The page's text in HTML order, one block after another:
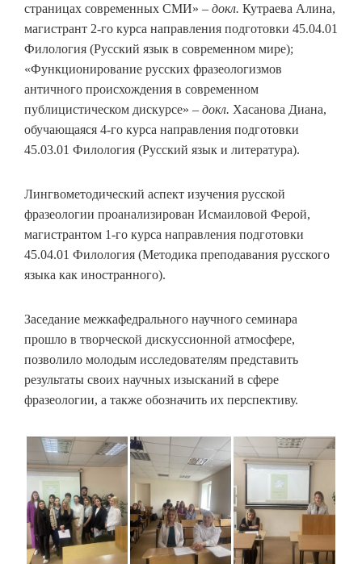
страницах современных СМИ» – докл. Кутраева Алина,
магистрант 2-го курса направления подготовки 45.04.01
Филология (Русский язык в современном мире);
«Функционирование русских фразеологизмов
античного происхождения в современном
публицистическом дискурсе» – докл. Хасанова Диана,
обучающаяся 4-го курса направления подготовки
45.03.01 Филология (Русский язык и литература).
Лингвометодический аспект изучения русской
фразеологии проанализирован Исмаиловой Ферой,
магистрантом 1-го курса направления подготовки
45.04.01 Филология (Методика преподавания русского
языка как иностранного).
Заседание межкафедрального научного семинара
прошло в творческой дискуссионной атмосфере,
позволило молодым исследователям представить
результаты своих научных изысканий в сфере
фразеологии, а также обозначить их перспективу.